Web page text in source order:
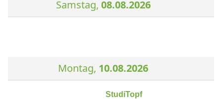
Samstag, 08.08.2026
Montag, 10.08.2026
StudiTopf